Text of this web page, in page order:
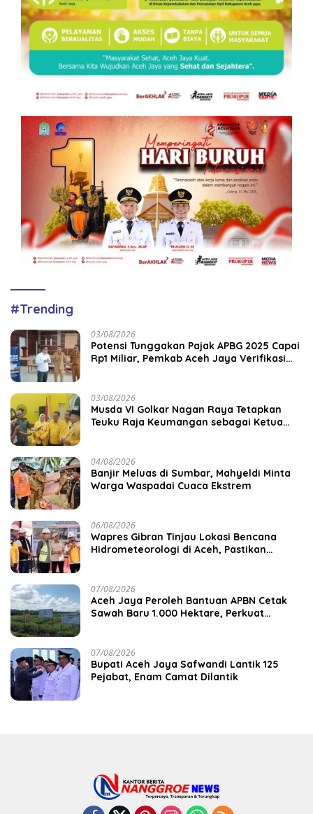
#Trending
03/08/2026
Potensi Tunggakan Pajak APBG 2025 Capai
Rp1 Miliar, Pemkab Aceh Jaya Verifikasi
03/08/2026
Musda VI Golkar Nagan Raya Tetapkan
Teuku Raja Keumangan sebagai Ketua
04/08/2026
Banjir Meluas di Sumbar, Mahyeldi Minta
Warga Waspadai Cuaca Ekstrem
06/08/2026
Wapres Gibran Tinjau Lokasi Bencana
Hidrometeorologi di Aceh, Pastikan
07/08/2026
Aceh Jaya Peroleh Bantuan APBN Cetak
Sawah Baru 1.000 Hektare, Perkuat
07/08/2026
Bupati Aceh Jaya Safwandi Lantik 125
Pejabat, Enam Camat Dilantik